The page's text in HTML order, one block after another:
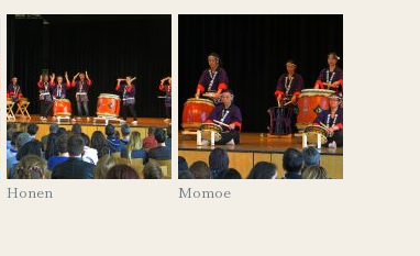
Honen Momoe